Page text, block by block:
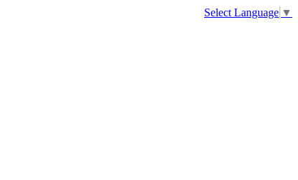
Select Language ▼